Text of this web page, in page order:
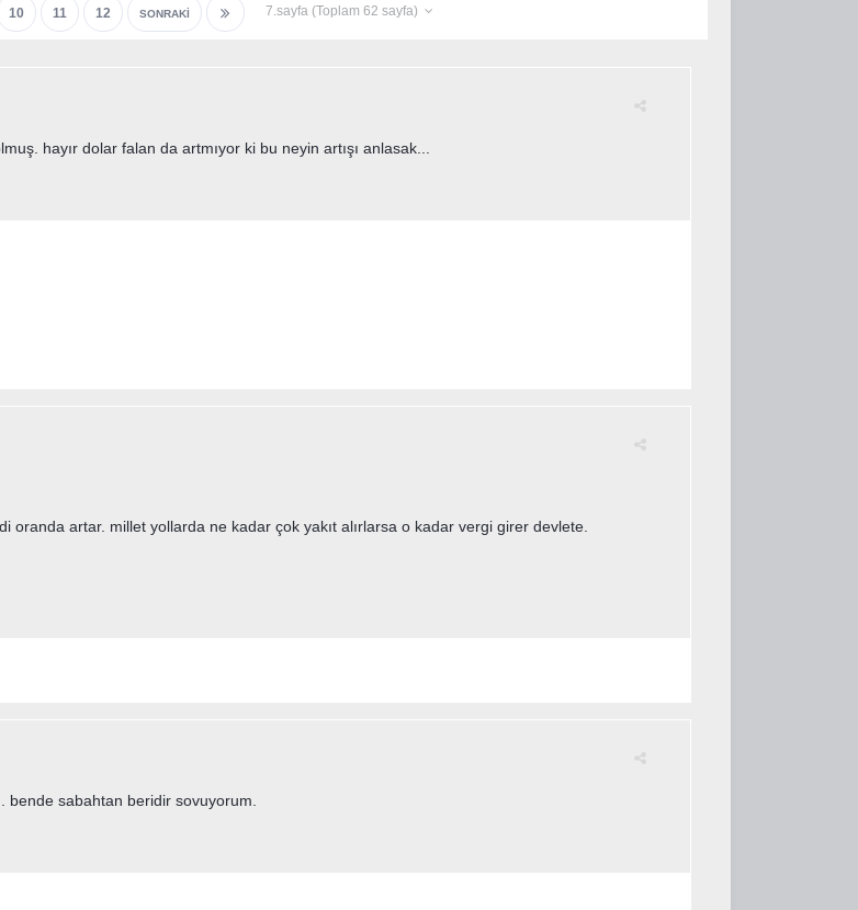
10 11 12 SONRAKI 7.sayfa (Toplam 62 sayfa)
hayır dolar falan da artmıyor ki bu neyin artışı anlasak...
oranda artar. millet yollarda ne kadar çok yakıt alırlarsa o kadar vergi girer devlete.
bende sabahtan beridir sovuyorum.